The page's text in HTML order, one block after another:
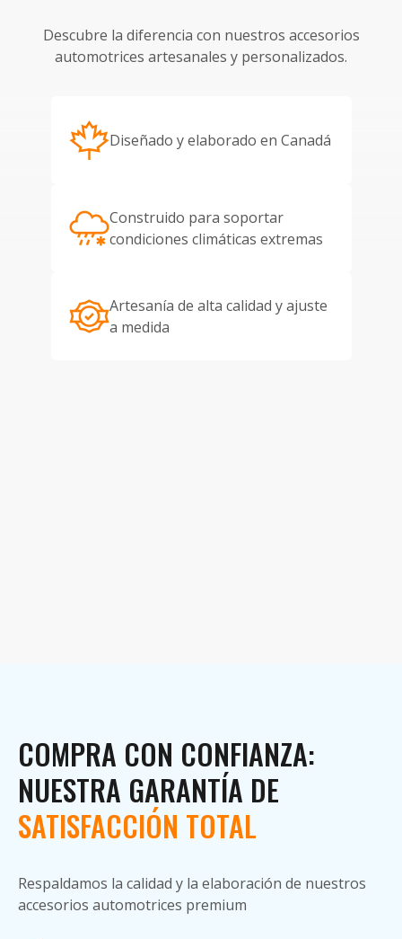
Descubre la diferencia con nuestros accesorios
automotrices artesanales y personalizados.
Diseñado y elaborado en Canadá
Construido para soportar
condiciones climáticas extremas
Artesanía de alta calidad y ajuste
a medida
COMPRA CON CONFIANZA:
NUESTRA GARANTÍA DE
SATISFACCIÓN TOTAL
Respaldamos la calidad y la elaboración de nuestros
accesorios automotrices premium